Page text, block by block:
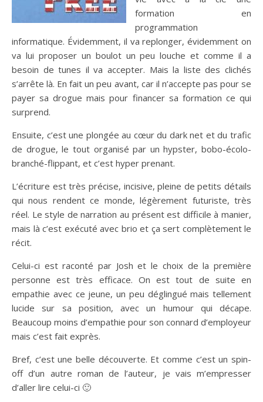
formation en
programmation
informatique. Évidemment, il va replonger, évidemment on
va lui proposer un boulot un peu louche et comme il a
besoin de tunes il va accepter. Mais la liste des clichés
s’arrête là. En fait un peu avant, car il n’accepte pas pour se
payer sa drogue mais pour financer sa formation ce qui
surprend.
Ensuite, c’est une plongée au cœur du dark net et du trafic
de drogue, le tout organisé par un hypster, bobo-écolo-
branché-flippant, et c’est hyper prenant.
L’écriture est très précise, incisive, pleine de petits détails
qui nous rendent ce monde, légèrement futuriste, très
réel. Le style de narration au présent est difficile à manier,
mais là c’est exécuté avec brio et ça sert complètement le
récit.
Celui-ci est raconté par Josh et le choix de la première
personne est très efficace. On est tout de suite en
empathie avec ce jeune, un peu déglingué mais tellement
lucide sur sa position, avec un humour qui décape.
Beaucoup moins d’empathie pour son connard d’employeur
mais c’est fait exprès.
Bref, c’est une belle découverte. Et comme c’est un spin-
off d’un autre roman de l’auteur, je vais m’empresser
d’aller lire celui-ci 🙂